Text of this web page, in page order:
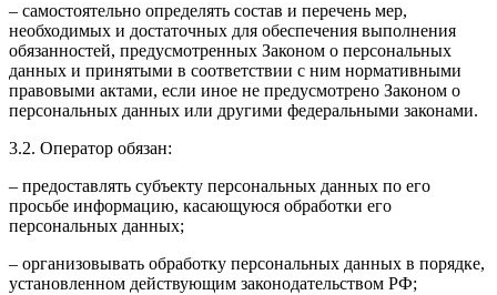
– самостоятельно определять состав и перечень мер,
необходимых и достаточных для обеспечения выполнения
обязанностей, предусмотренных Законом о персональных
данных и принятыми в соответствии с ним нормативными
правовыми актами, если иное не предусмотрено Законом о
персональных данных или другими федеральными законами.
3.2. Оператор обязан:
– предоставлять субъекту персональных данных по его
просьбе информацию, касающуюся обработки его
персональных данных;
– организовывать обработку персональных данных в порядке,
установленном действующим законодательством РФ;